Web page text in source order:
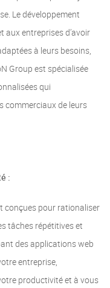
Le développement
aux entreprises d’avoir
à leurs besoins,
Group est spécialisée
qui
commerciaux de leurs
:
conçues pour rationaliser
tâches répétitives et
des applications web
entreprise,
productivité et à vous